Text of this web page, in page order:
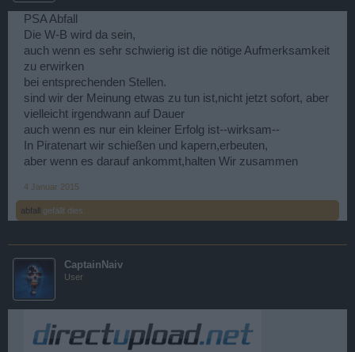
PSA Abfall
Die W-B wird da sein,
auch wenn es sehr schwierig ist die nötige Aufmerksamkeit
zu erwirken
bei entsprechenden Stellen.
sind wir der Meinung etwas zu tun ist,nicht jetzt sofort, aber
vielleicht irgendwann auf Dauer
auch wenn es nur ein kleiner Erfolg ist--wirksam--
In Piratenart wir schießen und kapern,erbeuten,
aber wenn es darauf ankommt,halten Wir zusammen
4 Januar 2015
abfall gefällt dies.
CaptainNaiv
User